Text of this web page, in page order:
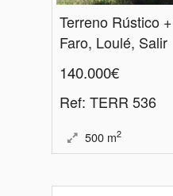
Faro, Loulé, Salir
140.000€
Ref: TERR 536
500 m2